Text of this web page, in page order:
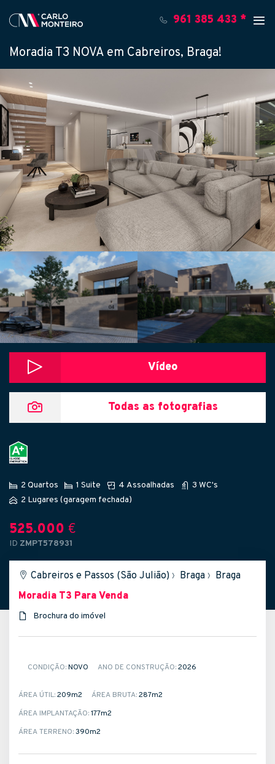
961 385 433 *
Moradia T3 NOVA em Cabreiros, Braga!
Vídeo
Todas as fotografias
2 Quartos 1 Suite 4 Assoalhadas
3 WC's
2 Lugares (garagem fechada)
525.000 €
ID ZMPT578931
Cabreiros e Passos (São Julião) › Braga › Braga
Moradia T3 Para Venda
Brochura do imóvel
CONDIÇÃO:NOVO ANO DE CONSTRUÇÃO:2026
ÁREA ÚTIL:209m2 ÁREA BRUTA:287m2
ÁREA IMPLANTAÇÃO:177m2
ÁREA TERRENO:390m2